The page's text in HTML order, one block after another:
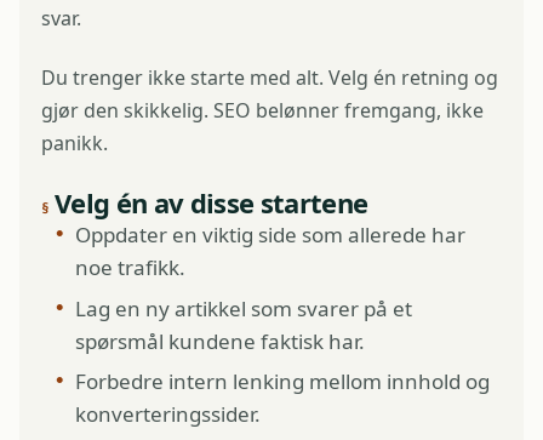
svar.
Du trenger ikke starte med alt. Velg én retning og
gjør den skikkelig. SEO belønner fremgang, ikke
panikk.
Velg én av disse startene
Oppdater en viktig side som allerede har
noe trafikk.
Lag en ny artikkel som svarer på et
spørsmål kundene faktisk har.
Forbedre intern lenking mellom innhold og
konverteringssider.